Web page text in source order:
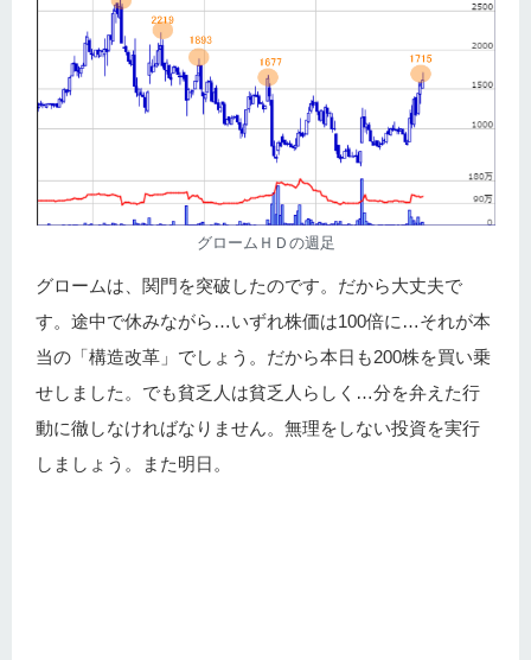
グロームＨＤの週足
グロームは、関門を突破したのです。だから大丈夫で
す。途中で休みながら…いずれ株価は100倍に…それが本
当の「構造改革」でしょう。だから本日も200株を買い乗
せしました。でも貧乏人は貧乏人らしく…分を弁えた行
動に徹しなければなりません。無理をしない投資を実行
しましょう。また明日。